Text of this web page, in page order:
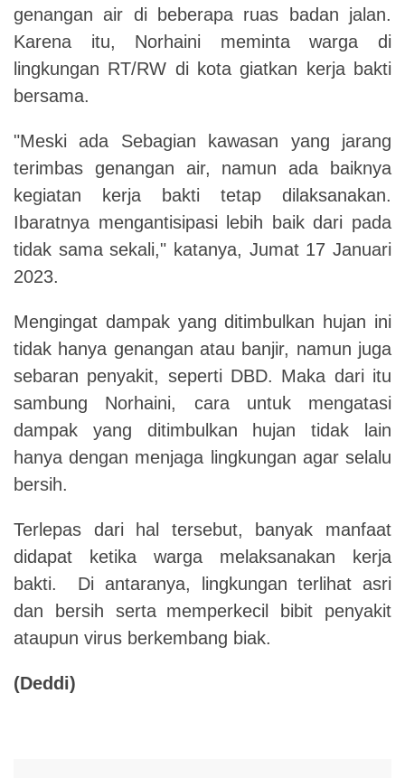
genangan air di beberapa ruas badan jalan.
Karena itu, Norhaini meminta warga di
lingkungan RT/RW di kota giatkan kerja bakti
bersama.
"Meski ada Sebagian kawasan yang jarang
terimbas genangan air, namun ada baiknya
kegiatan kerja bakti tetap dilaksanakan.
Ibaratnya mengantisipasi lebih baik dari pada
tidak sama sekali," katanya, Jumat 17 Januari
2023.
Mengingat dampak yang ditimbulkan hujan ini
tidak hanya genangan atau banjir, namun juga
sebaran penyakit, seperti DBD. Maka dari itu
sambung Norhaini, cara untuk mengatasi
dampak yang ditimbulkan hujan tidak lain
hanya dengan menjaga lingkungan agar selalu
bersih.
Terlepas dari hal tersebut, banyak manfaat
didapat ketika warga melaksanakan kerja
bakti. Di antaranya, lingkungan terlihat asri
dan bersih serta memperkecil bibit penyakit
ataupun virus berkembang biak.
(Deddi)